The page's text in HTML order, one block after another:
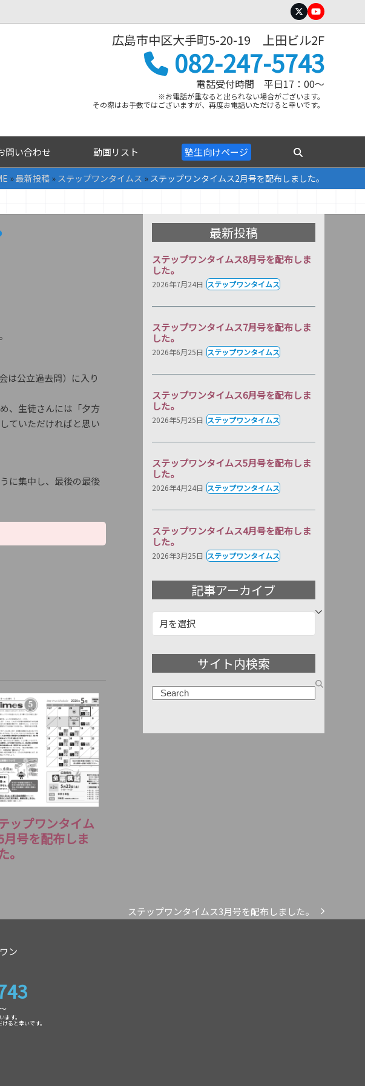
TwitterYouTube
広島市中区大手町5-20-19 上田ビル2F
082-247-5743
電話受付時間 平日17：00～
※お電話が重なると出られない場合がございます。
その際はお手数ではございますが、再度お電話いただけると幸いです。
問い合わせ 動画リスト 塾生向けページ
»最新投稿» ステップワンタイムス » ステップワンタイムス2月号を配布しました。
は公立過去問）に入り
、生徒さんには「夕方
ていただければと思い
に集中し、最後の最後
ップワンタイム
月号を配布しま
。
最新投稿
ステップワンタイムス8月号を配布しま
した。
2026年7月24日 ステップワンタイムス
ステップワンタイムス7月号を配布しま
した。
2026年6月25日 ステップワンタイムス
ステップワンタイムス6月号を配布しま
した。
2026年5月25日 ステップワンタイムス
ステップワンタイムス5月号を配布しま
した。
2026年4月24日 ステップワンタイムス
ステップワンタイムス4月号を配布しま
した。
2026年3月25日 ステップワンタイムス
記事アーカイブ
事
サイト内検索
next
ステップワンタイムス3月号を配布しました。
ン
す。
ると幸いです。